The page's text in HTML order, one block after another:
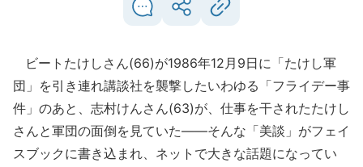
ビートたけしさん(66)が1986年12月9日に「たけし軍
団」を引き連れ講談社を襲撃したいわゆる「フライデー事
件」のあと、志村けんさん(63)が、仕事を干されたたけし
さんと軍団の面倒を見ていた――そんな「美談」がフェイ
スブックに書き込まれ、ネットで大きな話題になってい